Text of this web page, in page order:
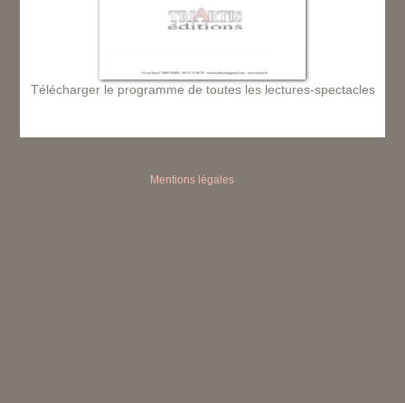
Télécharger le programme de toutes les lectures-spectacles
Mentions légales